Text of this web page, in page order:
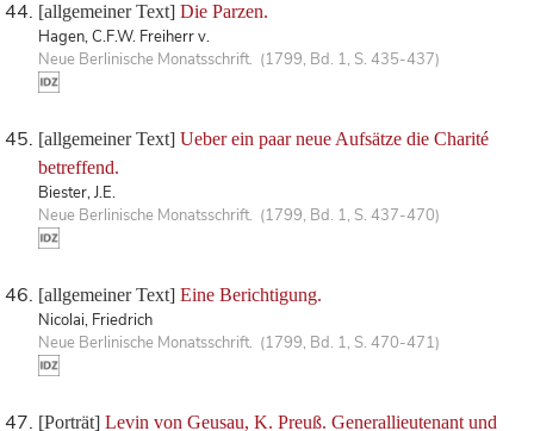
[allgemeiner Text] Die Parzen.
Hagen, C.F.W. Freiherr v.
Neue Berlinische Monatsschrift. (1799, Bd. 1, S. 435-437)
[allgemeiner Text] Ueber ein paar neue Aufsätze die Charité
betreffend.
Biester, J.E.
Neue Berlinische Monatsschrift. (1799, Bd. 1, S. 437-470)
[allgemeiner Text] Eine Berichtigung.
Nicolai, Friedrich
Neue Berlinische Monatsschrift. (1799, Bd. 1, S. 470-471)
[Porträt] Levin von Geusau, K. Preuß. Generallieutenant und